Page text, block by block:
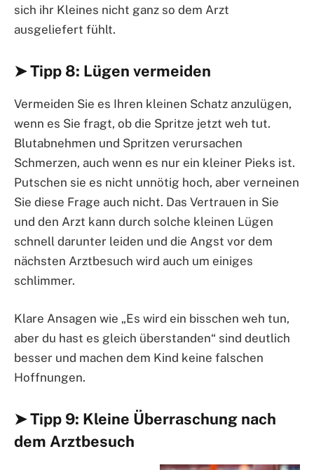
sich ihr Kleines nicht ganz so dem Arzt
ausgeliefert fühlt.
➤ Tipp 8: Lügen vermeiden
Vermeiden Sie es Ihren kleinen Schatz anzulügen,
wenn es Sie fragt, ob die Spritze jetzt weh tut.
Blutabnehmen und Spritzen verursachen
Schmerzen, auch wenn es nur ein kleiner Pieks ist.
Putschen sie es nicht unnötig hoch, aber verneinen
Sie diese Frage auch nicht. Das Vertrauen in Sie
und den Arzt kann durch solche kleinen Lügen
schnell darunter leiden und die Angst vor dem
nächsten Arztbesuch wird auch um einiges
schlimmer.
Klare Ansagen wie „Es wird ein bisschen weh tun,
aber du hast es gleich überstanden“ sind deutlich
besser und machen dem Kind keine falschen
Hoffnungen.
➤ Tipp 9: Kleine Überraschung nach
dem Arztbesuch